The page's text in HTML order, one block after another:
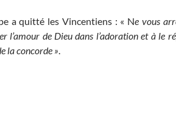
a quitté les Vincentiens : « Ne vous
l’amour de Dieu dans l’adoration et à le
la concorde ».